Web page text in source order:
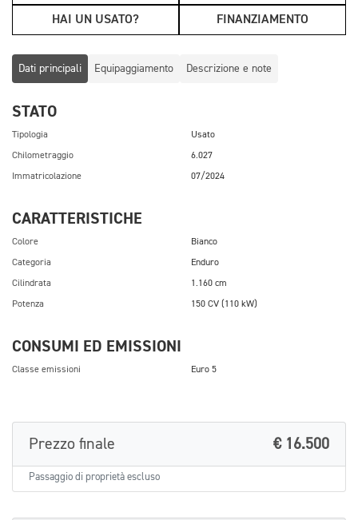
HAI UN USATO? FINANZIAMENTO
Dati principali Equipaggiamento Descrizione e note
STATO
Tipologia Usato
Chilometraggio 6.027
Immatricolazione 07/2024
CARATTERISTICHE
Colore Bianco
Categoria Enduro
Cilindrata 1.160 cm
Potenza 150 CV (110 kW)
CONSUMI ED EMISSIONI
Classe emissioni Euro 5
Prezzo finale € 16.500
Passaggio di proprietà escluso